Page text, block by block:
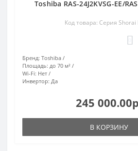
Toshiba RAS-24J2KVSG-EE/
Код товара: Серия Shorai
Бренд: Toshiba
Площадь: до 70 м²
Wi-Fi: Нет
Инвертор: Да
245
В КОРЗИНУ